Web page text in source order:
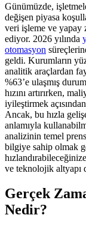
Günümüzde,
değişen piyasa
veri işleme ve
ediyor. 2026 yılında
otomasyon
geldi. Kurumların
analitik araçlardan
%63’e ulaşmış
hızını artırırken,
iyileştirmek
Ancak, bu hızla
anlamıyla
analizinin temel
bilgiye sahip olmak
ve teknolojik altyapı
Gerçek
Nedir?